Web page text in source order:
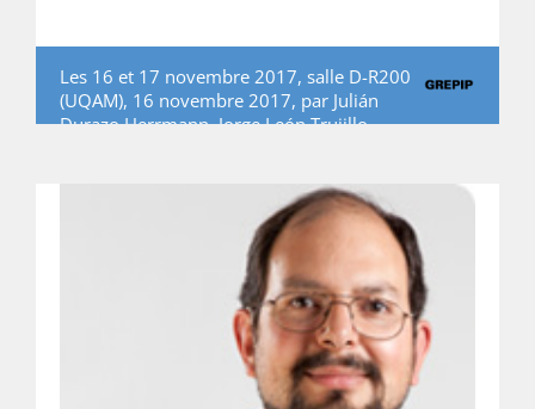
Les 16 et 17 novembre 2017, salle D-R200
(UQAM), 16 novembre 2017, par Julián
Durazo Herrmann,Jorge León Trujillo